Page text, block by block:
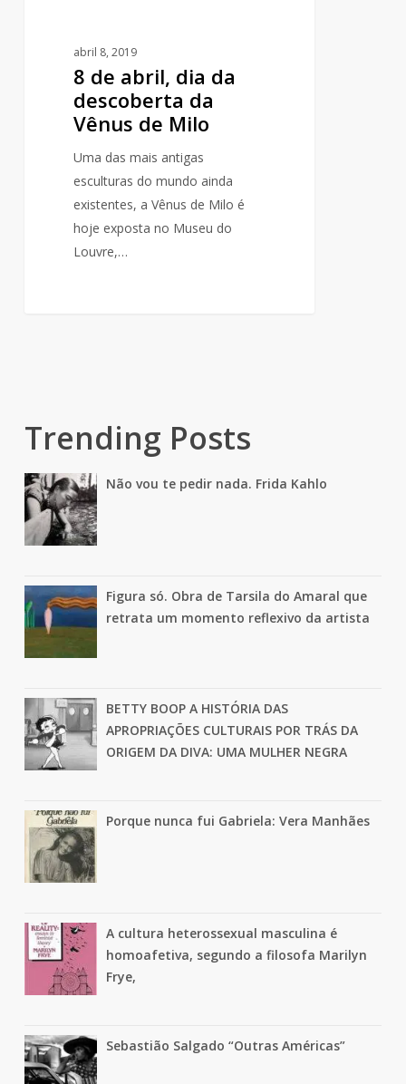
abril 8, 2019
8 de abril, dia da
descoberta da
Vênus de Milo
Uma das mais antigas
esculturas do mundo ainda
existentes, a Vênus de Milo é
hoje exposta no Museu do
Louvre,…
Trending Posts
Não vou te pedir nada. Frida Kahlo
Figura só. Obra de Tarsila do Amaral que
retrata um momento reflexivo da artista
BETTY BOOP A HISTÓRIA DAS
APROPRIAÇÕES CULTURAIS POR TRÁS DA
ORIGEM DA DIVA: UMA MULHER NEGRA
Porque nunca fui Gabriela: Vera Manhães
A cultura heterossexual masculina é
homoafetiva, segundo a filosofa Marilyn
Frye,
Sebastião Salgado “Outras Américas”